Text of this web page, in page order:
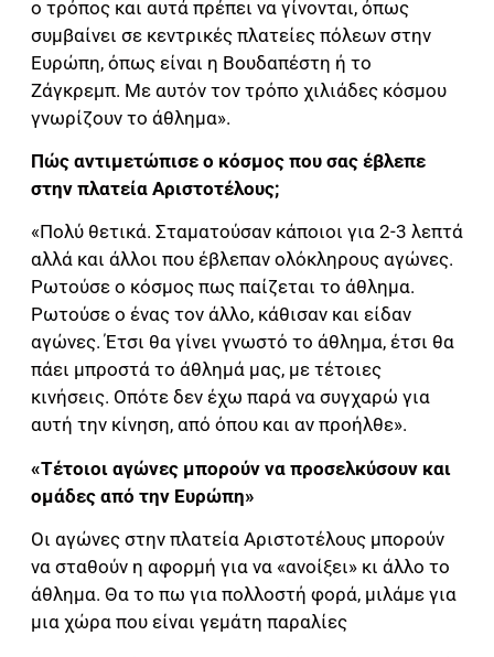
ο τρόπος και αυτά πρέπει να γίνονται, όπως
συμβαίνει σε κεντρικές πλατείες πόλεων στην
Ευρώπη, όπως είναι η Βουδαπέστη ή το
Ζάγκρεμπ. Με αυτόν τον τρόπο χιλιάδες κόσμου
γνωρίζουν το άθλημα».
Πώς αντιμετώπισε ο κόσμος που σας έβλεπε
στην πλατεία Αριστοτέλους;
«Πολύ θετικά. Σταματούσαν κάποιοι για 2-3 λεπτά
αλλά και άλλοι που έβλεπαν ολόκληρους αγώνες.
Ρωτούσε ο κόσμος πως παίζεται το άθλημα.
Ρωτούσε ο ένας τον άλλο, κάθισαν και είδαν
αγώνες. Έτσι θα γίνει γνωστό το άθλημα, έτσι θα
πάει μπροστά το άθλημά μας, με τέτοιες
κινήσεις. Οπότε δεν έχω παρά να συγχαρώ για
αυτή την κίνηση, από όπου και αν προήλθε».
«Τέτοιοι αγώνες μπορούν να προσελκύσουν και
ομάδες από την Ευρώπη»
Οι αγώνες στην πλατεία Αριστοτέλους μπορούν
να σταθούν η αφορμή για να «ανοίξει» κι άλλο το
άθλημα. Θα το πω για πολλοστή φορά, μιλάμε για
μια χώρα που είναι γεμάτη παραλίες